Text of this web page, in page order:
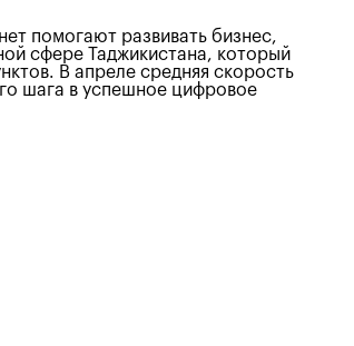
помогают развивать бизнес,
сфере Таджикистана, который
В апреле средняя скорость
шага в успешное цифровое